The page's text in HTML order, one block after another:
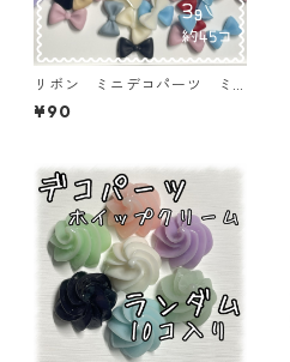
リボン ミニデコパーツ ミ
ックス 3ｇ 貼り付けパーツ
【DP-mini01】
¥90